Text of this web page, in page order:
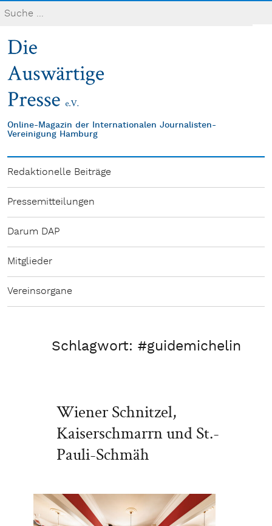
Online-Magazin der Internationalen Journalisten-
Vereinigung Hamburg
Redaktionelle Beiträge
Pressemitteilungen
Darum DAP
Mitglieder
Vereinsorgane
Schlagwort:#guidemichelin
Wiener Schnitzel,
Kaiserschmarrn und St.-
Pauli-Schmäh